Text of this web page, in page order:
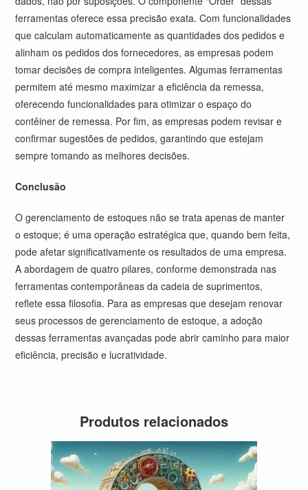
ferramentas oferece essa precisão exata. Com funcionalidades
que calculam automaticamente as quantidades dos pedidos e
alinham os pedidos dos fornecedores, as empresas podem
tomar decisões de compra inteligentes. Algumas ferramentas
permitem até mesmo maximizar a eficiência da remessa,
oferecendo funcionalidades para otimizar o espaço do
contêiner de remessa. Por fim, as empresas podem revisar e
confirmar sugestões de pedidos, garantindo que estejam
sempre tomando as melhores decisões.
Conclusão
O gerenciamento de estoques não se trata apenas de manter
o estoque; é uma operação estratégica que, quando bem feita,
pode afetar significativamente os resultados de uma empresa.
A abordagem de quatro pilares, conforme demonstrada nas
ferramentas contemporâneas da cadeia de suprimentos,
reflete essa filosofia. Para as empresas que desejam renovar
seus processos de gerenciamento de estoque, a adoção
dessas ferramentas avançadas pode abrir caminho para maior
eficiência, precisão e lucratividade.
Produtos relacionados